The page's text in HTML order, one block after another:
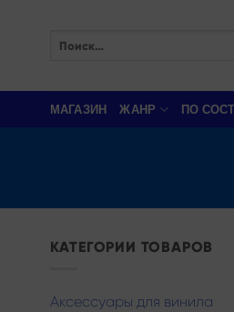
МАГАЗИН ЖАНР ПО
КАТЕГОРИИ ТОВАРОВ
Аксессуары для винила